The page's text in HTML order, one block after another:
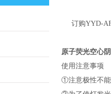
订购YYD-
原子荧光空心
使用注意事项
①注意极性不